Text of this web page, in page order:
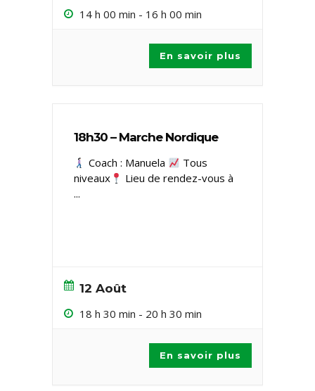
14 h 00 min - 16 h 00 min
En savoir plus
18h30 – Marche Nordique
Coach : Manuela
Tous
niveaux ​
Lieu de rendez-vous à
...
12 Août
18 h 30 min - 20 h 30 min
En savoir plus